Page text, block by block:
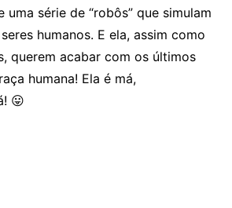
série de “robôs” que simulam
humanos. E ela, assim como
querem acabar com os últimos
humana! Ela é má,
😛